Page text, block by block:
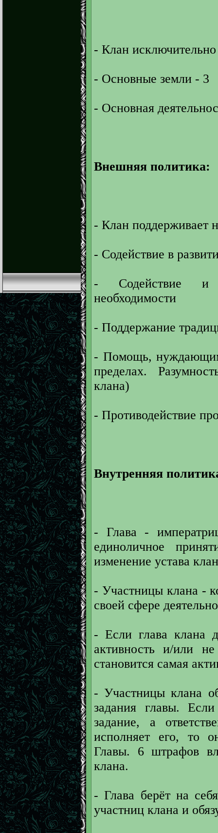
- Клан
- Основные земли - 3
- Основная
Внешняя политика:
- Клан поддерживает
- Содействие в
- Содействие и
необходимости
- Поддержание
- Помощь,
пределах.
клана)
- Противодействие
Внутренняя
- Глава -
единоличное
изменение устава
- Участницы клана -
своей сфере
- Если глава клана
активность и/или
становится самая
- Участницы клана
задания главы.
задание, а
исполняет его, то
Главы. 6 штрафов
клана.
- Глава берёт на
участниц клана и